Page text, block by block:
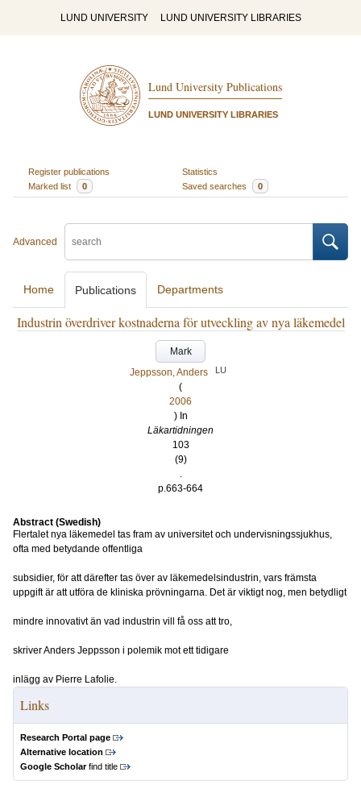
LUND UNIVERSITY LUND UNIVERSITY LIBRARIES
Lund University Publications
LUND UNIVERSITY LIBRARIES
Register publications
Statistics
Marked list
0 Saved searches 0
Advanced
Home Publications Departments
Industrin överdriver kostnaderna för utveckling av nya läkemedel
Mark
Jeppsson, Anders
LU
(
2006
) In
Läkartidningen
103
(9)
.
p.663-664
Abstract (Swedish)
Flertalet nya läkemedel tas fram av universitet och undervisningssjukhus,
ofta med betydande offentliga
subsidier, för att därefter tas över av läkemedelsindustrin, vars främsta
uppgift är att utföra de kliniska prövningarna. Det är viktigt nog, men betydligt
mindre innovativt än vad industrin vill få oss att tro,
skriver Anders Jeppsson i polemik mot ett tidigare
inlägg av Pierre Lafolie.
Links
Research Portal page
Alternative location
Google Scholarfind title